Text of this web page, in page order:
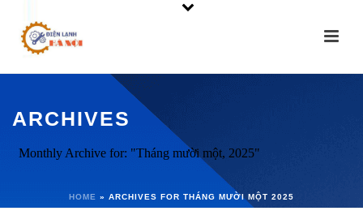
ARCHIVES
Monthly Archive for: "Tháng mười một, 2025"
HOME » ARCHIVES FOR THÁNG MƯỜI MỘT 2025